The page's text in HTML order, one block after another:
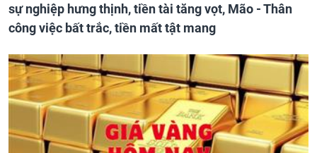
sự nghiệp hưng thịnh, tiền tài tăng vọt, Mão - Thân
công việc bất trắc, tiền mất tật mang